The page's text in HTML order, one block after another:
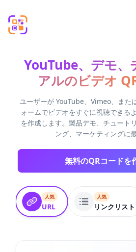
YouTube、デモ、
アルのビデオ
ユーザーが YouTube、Vimeo、また
ォームでビデオをすぐに視聴できる
を作成します。製品デモ、チュート
ング、マーケティングに
無料のQRコードを
人気
URL
人気
リンクリスト